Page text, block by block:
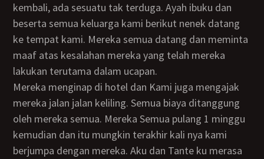
kembali, ada sesuatu tak terduga. Ayah ibuku dan
beserta semua keluarga kami berikut nenek datang
ke tempat kami. Mereka semua datang dan meminta
maaf atas kesalahan mereka yang telah mereka
lakukan terutama dalam ucapan.
Mereka menginap di hotel dan Kami juga mengajak
mereka jalan jalan keliling. Semua biaya ditanggung
oleh mereka semua. Mereka Semua pulang 1 minggu
kemudian dan itu mungkin terakhir kali nya kami
berjumpa dengan mereka. Aku dan Tante ku merasa